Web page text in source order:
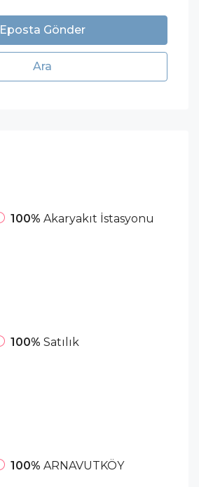
Eposta Gönder
Ara
100% Akaryakıt İstasyonu
100% Satılık
100% ARNAVUTKÖY